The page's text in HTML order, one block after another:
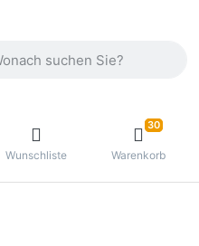
Wunschliste
30
Warenkorb